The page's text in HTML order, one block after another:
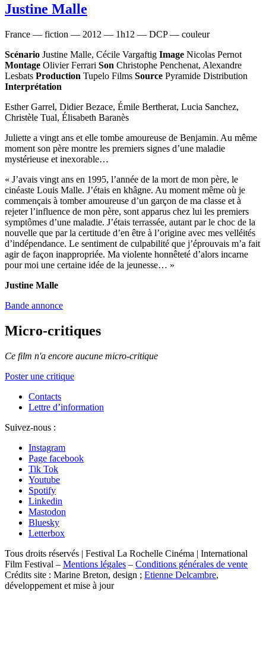
Justine Malle
France — fiction — 2012 — 1h12 — DCP — couleur
Scénario Justine Malle, Cécile Vargaftig Image Nicolas Pernot
Montage Olivier Ferrari Son Christophe Penchenat, Alexandre
Lesbats Production Tupelo Films Source Pyramide Distribution
Interprétation
Esther Garrel, Didier Bezace, Émile Bertherat, Lucia Sanchez,
Christèle Tual, Élisabeth Baranès
Juliette a vingt ans et elle tombe amoureuse de Benjamin. Au même
moment son père montre les premiers signes d’une maladie
mystérieuse et inexorable…
« J’avais vingt ans en 1995, l’année de la mort de mon père, le
cinéaste Louis Malle. J’étais en khâgne. Au moment même où je
commençais à tomber amoureuse d’un garçon de ma classe et à
rejeter l’influence de mon père, sont apparus chez lui les premiers
symptômes d’une maladie. J’étais terrassée, autant par le choc de la
nouvelle que par la certitude d’en être à l’origine avec mes velléités
d’indépendance. Le sentiment de culpabilité que j’éprouvais m’a fait
agir de façon inappropriée. Ma violente honnêteté d’alors incarne
pour moi une certaine idée de la jeunesse… »
Justine Malle
Bande annonce
Micro-critiques
Ce film n'a encore aucune micro-critique
Poster une critique
Contacts
Lettre d’information
Suivez-nous :
Instagram
Page facebook
Tik Tok
Youtube
Spotify
Linkedin
Mastodon
Bluesky
Letterbox
Tous droits réservés | Festival La Rochelle Cinéma | International
Film Festival – Mentions légales – Conditions générales de vente
Crédits site : Marine Breton, design ; Etienne Delcambre,
développement et mise à jour